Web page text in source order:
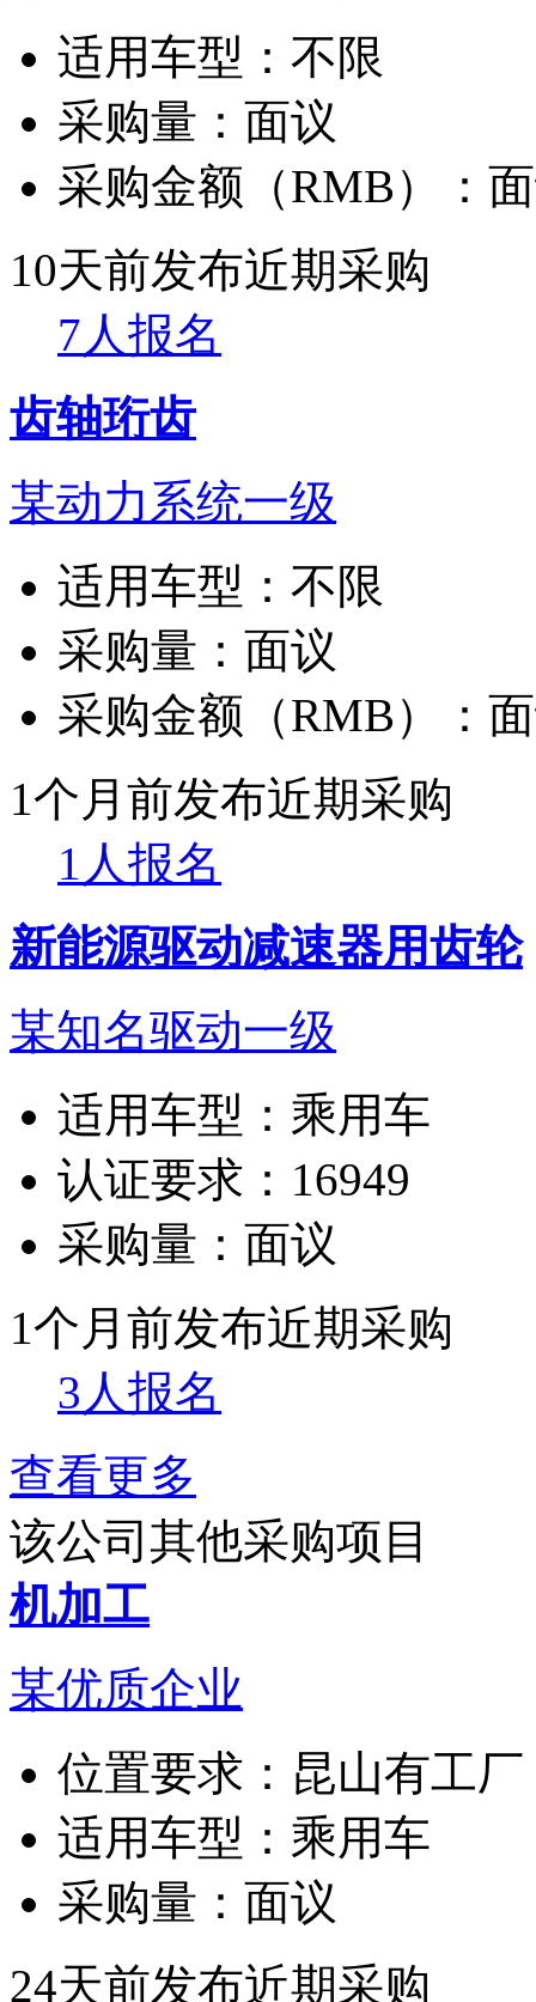
适用车型： 不限
采购量： 面议
采购金额（RMB）：
10天前发布近期采购
7人报名
齿轴珩齿
某动力系统一级
适用车型： 不限
采购量： 面议
采购金额（RMB）：
1个月前发布近期采购
1人报名
新能源驱动减速器用齿轮
某知名驱动一级
适用车型： 乘用车
认证要求： 16949
采购量： 面议
1个月前发布近期采购
3人报名
查看更多
该公司其他采购项目
机加工
某优质企业
位置要求： 昆山有工厂
适用车型： 乘用车
采购量： 面议
24天前发布近期采购